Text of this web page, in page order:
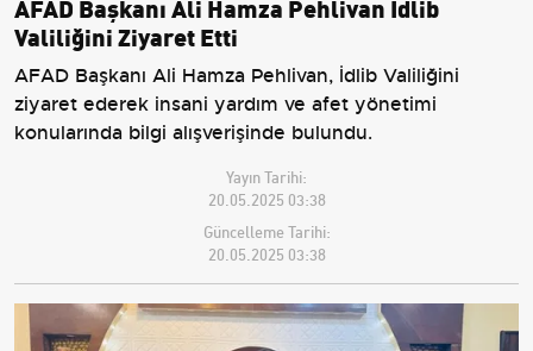
Valiliğini Ziyaret Etti
AFAD Başkanı Ali Hamza Pehlivan, İdlib Valiliğini
ziyaret ederek insani yardım ve afet yönetimi
konularında bilgi alışverişinde bulundu.
Yayın Tarihi:
20.05.2025 03:38
Güncelleme Tarihi:
20.05.2025 03:38